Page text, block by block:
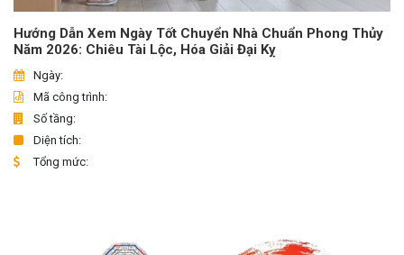
Hướng Dẫn Xem Ngày Tốt Chuyển Nhà Chuẩn Phong Thủy
Năm 2026: Chiêu Tài Lộc, Hóa Giải Đại Kỵ
Ngày:
Mã công trình:
Số tầng:
Diện tích:
Tổng mức: